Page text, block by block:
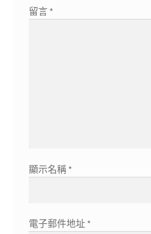
留言 *
顯示名稱 *
電子郵件地址 *